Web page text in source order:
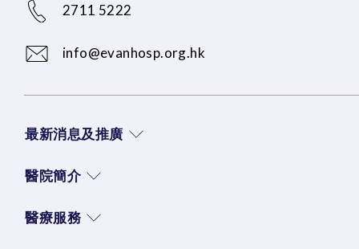
2711 5222
info@evanhosp.org.hk
最新消息及推廣
醫院簡介
醫療服務